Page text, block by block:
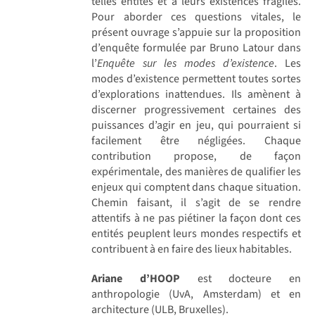
Pour aborder ces questions vitales, le
présent ouvrage s’appuie sur la proposition
d’enquête formulée par Bruno Latour dans
l’Enquête sur les modes d’existence. Les
modes d’existence permettent toutes sortes
d’explorations inattendues. Ils amènent à
discerner progressivement certaines des
puissances d’agir en jeu, qui pourraient si
facilement être négligées. Chaque
contribution propose, de façon
expérimentale, des manières de qualifier les
enjeux qui comptent dans chaque situation.
Chemin faisant, il s’agit de se rendre
attentifs à ne pas piétiner la façon dont ces
entités peuplent leurs mondes respectifs et
contribuent à en faire des lieux habitables.
Ariane d’HOOP est docteure en
anthropologie (UvA, Amsterdam) et en
architecture (ULB, Bruxelles).